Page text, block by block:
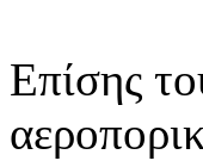
Επίσης